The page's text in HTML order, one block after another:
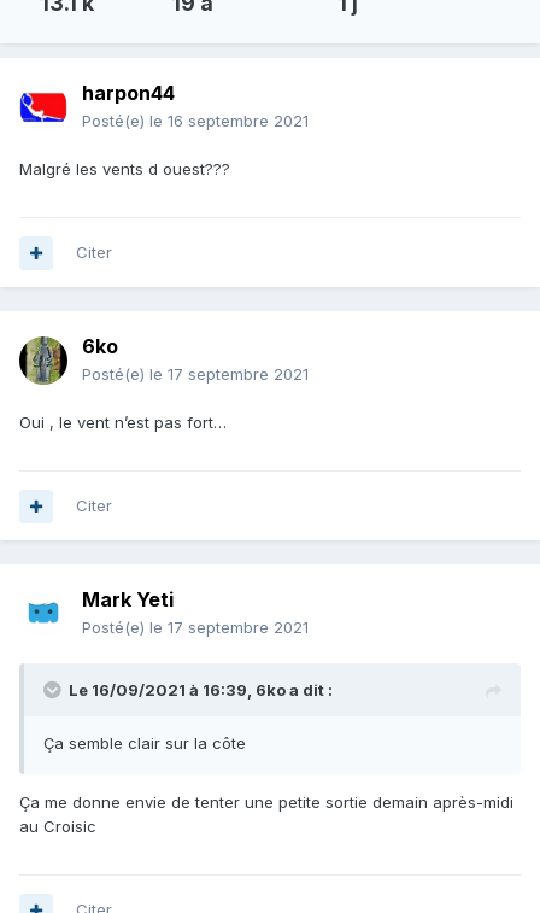
harpon44
Posté(e) le 16 septembre 2021
Malgré les vents d ouest???
Citer
6ko
Posté(e) le 17 septembre 2021
Oui , le vent n’est pas fort…
Citer
Mark Yeti
Posté(e) le 17 septembre 2021
Le 16/09/2021 à 16:39, 6koa dit :
Ça semble clair sur la côte
Ça me donne envie de tenter une petite sortie demain après-midi
au Croisic